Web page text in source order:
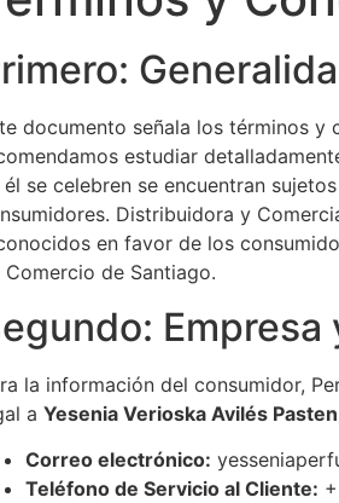
documento señala los términos
estudiar
él se celebren se encuentran
Distribuidora y
en favor de los
Comercio de Santiago.
la información del consumidor,
a Yesenia Verioska Avilés Pasten
Correo electrónico:
Teléfono de Servicio al Cliente: